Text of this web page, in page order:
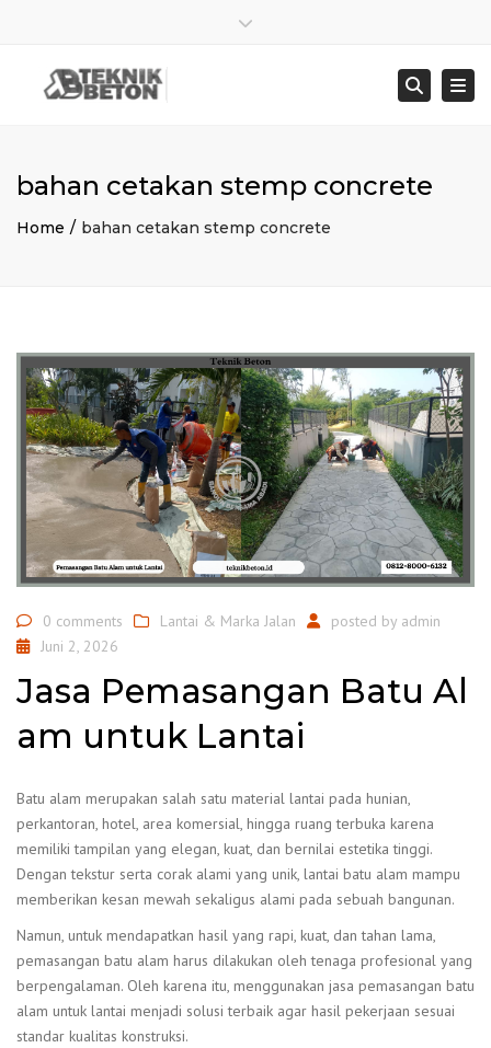
Sen – Jum : 8:00 – 17:00
021 8278 4845
bangunbersamaabadi@gmail.com
bahan cetakan stemp concrete
Home bahan cetakan stemp concrete
0 comments Lantai & Marka Jalan posted by admin
Juni 2, 2026
Jasa Pemasangan Batu Al
am untuk Lantai
Batu alam merupakan salah satu material lantai pada hunian,
perkantoran, hotel, area komersial, hingga ruang terbuka karena
memiliki tampilan yang elegan, kuat, dan bernilai estetika tinggi.
Dengan tekstur serta corak alami yang unik, lantai batu alam mampu
memberikan kesan mewah sekaligus alami pada sebuah bangunan.
Namun, untuk mendapatkan hasil yang rapi, kuat, dan tahan lama,
pemasangan batu alam harus dilakukan oleh tenaga profesional yang
berpengalaman. Oleh karena itu, menggunakan jasa pemasangan batu
alam untuk lantai menjadi solusi terbaik agar hasil pekerjaan sesuai
standar kualitas konstruksi.